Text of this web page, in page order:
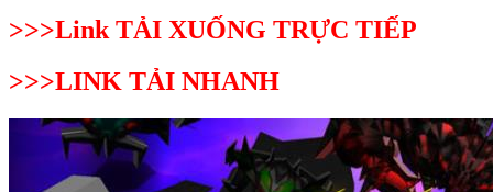
>>>Link TẢI XUỐNG TRỰC TIẾP
>>>LINK TẢI NHANH